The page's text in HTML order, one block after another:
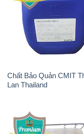
Chất Bảo Quản CMIT
Lan Thailand